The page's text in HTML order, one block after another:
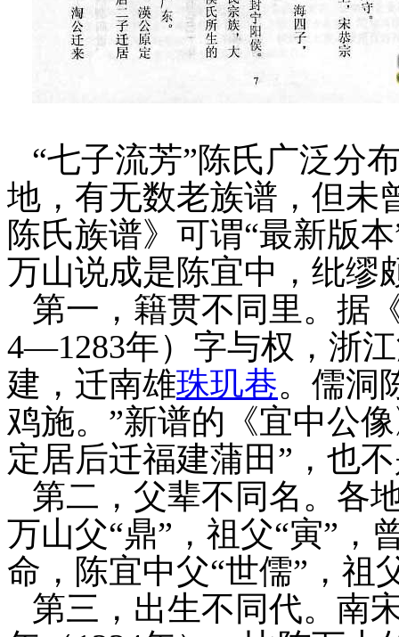
“七子流芳”陈氏广泛分
地，有无数老族谱，但未
陈氏族谱》可谓“最新版
万山说成是陈宜中，纰缪
第一，籍贯不同里。据
4—1283年）字与权， 浙
建，迁南雄珠玑巷。儒洞
鸡施。”新谱的 《宜中公
定居后迁福建蒲田”，也
第二，父辈不同名。各
万山父“鼎” ，祖父“寅” ，
命， 陈宜中父“世儒”，祖
第三，出生不同代。南